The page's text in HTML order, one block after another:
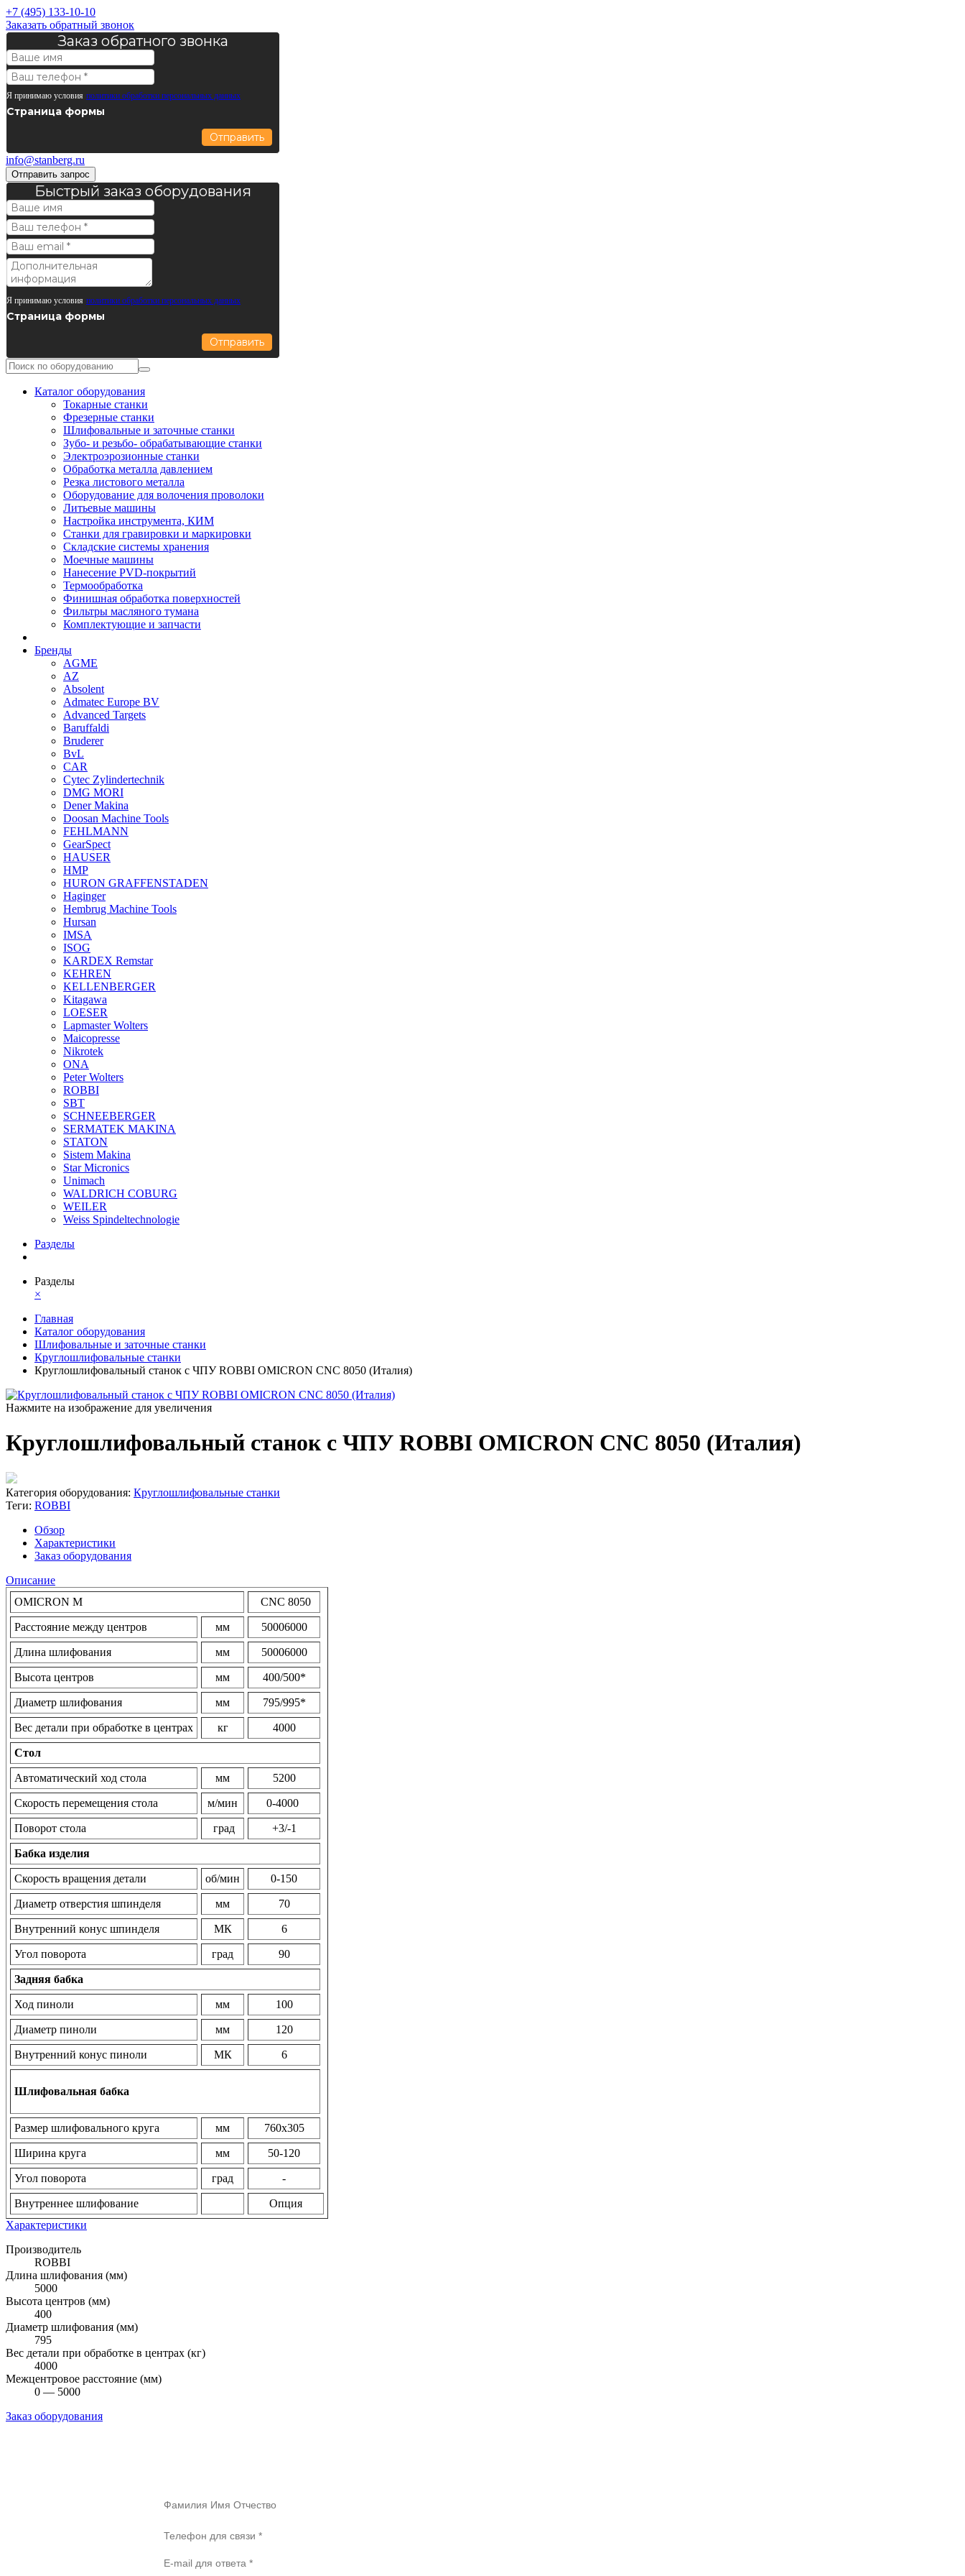
+7 (495) 133-10-10
Заказать обратный звонок
Заказ обратного звонка
Я принимаю условия политики обработки персональных данных
Страница формы
Отправить
info@stanberg.ru
Отправить запрос
Быстрый заказ оборудования
Я принимаю условия политики обработки персональных данных
Страница формы
Отправить
Каталог оборудования
Токарные станки
Фрезерные станки
Шлифовальные и заточные станки
Зубо- и резьбо- обрабатывающие станки
Электроэрозионные станки
Обработка металла давлением
Резка листового металла
Оборудование для волочения проволоки
Литьевые машины
Настройка инструмента, КИМ
Станки для гравировки и маркировки
Складские системы хранения
Моечные машины
Нанесение PVD-покрытий
Термообработка
Финишная обработка поверхностей
Фильтры масляного тумана
Комплектующие и запчасти
Бренды
AGME
AZ
Absolent
Admatec Europe BV
Advanced Targets
Baruffaldi
Bruderer
BvL
CAR
Cytec Zylindertechnik
DMG MORI
Dener Makina
Doosan Machine Tools
FEHLMANN
GearSpect
HAUSER
HMP
HURON GRAFFENSTADEN
Haginger
Hembrug Machine Tools
Hursan
IMSA
ISOG
KARDEX Remstar
KEHREN
KELLENBERGER
Kitagawa
LOESER
Lapmaster Wolters
Maicopresse
Nikrotek
ONA
Peter Wolters
ROBBI
SBT
SCHNEEBERGER
SERMATEK MAKINA
STATON
Sistem Makina
Star Micronics
Unimach
WALDRICH COBURG
WEILER
Weiss Spindeltechnologie
Разделы
Разделы
×
Главная
Каталог оборудования
Шлифовальные и заточные станки
Круглошлифовальные станки
Круглошлифовальный станок с ЧПУ ROBBI OMICRON CNC 8050 (Италия)
Нажмите на изображение для увеличения
Круглошлифовальный станок с ЧПУ ROBBI OMICRON CNC 8050 (Италия)
Категория оборудования: Круглошлифовальные станки
Теги: ROBBI
Обзор
Характеристики
Заказ оборудования
Описание
OMICRON M
CNC 8050
Расстояние между центров мм 50006000
Длина шлифования мм 50006000
Высота центров мм 400/500*
Диаметр шлифования мм 795/995*
Вес детали при обработке в центрах кг 4000
Стол
Автоматический ход стола мм 5200
Скорость перемещения стола м/мин 0-4000
Поворот стола град +3/-1
Бабка изделия
Скорость вращения детали об/мин 0-150
Диаметр отверстия шпинделя мм 70
Внутренний конус шпинделя МК 6
Угол поворота град 90
Задняя бабка
Ход пиноли мм 100
Диаметр пиноли мм 120
Внутренний конус пиноли МК 6
Шлифовальная бабка
Размер шлифовального круга мм 760х305
Ширина круга мм 50-120
Угол поворота град -
Внутреннее шлифование
Опция
Характеристики
Производитель
ROBBI
Длина шлифования (мм)
5000
Высота центров (мм)
400
Диаметр шлифования (мм)
795
Вес детали при обработке в центрах (кг)
4000
Межцентровое расстояние (мм)
0 — 5000
Заказ оборудования